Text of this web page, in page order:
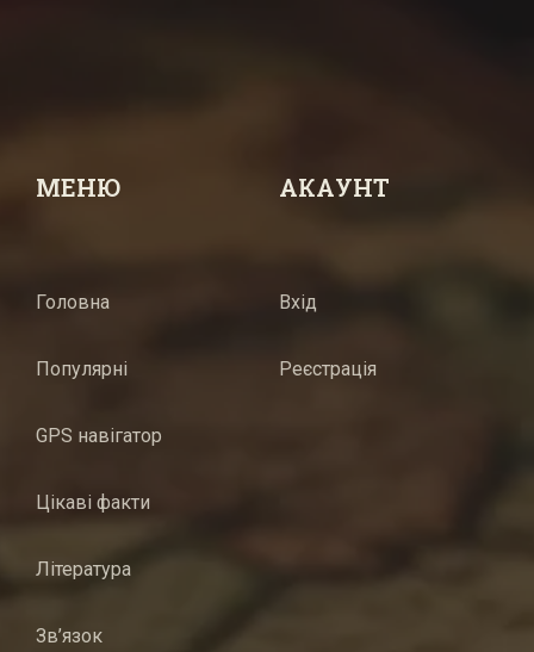
МЕНЮ
Головна
Популярні
GPS навігатор
Цікаві факти
Література
Зв’язок
АКАУНТ
Вхід
Реєстрація